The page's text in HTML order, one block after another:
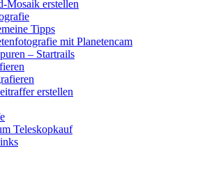
Mosaik erstellen
Tipps
mit Planetencam
– Startrails
erstellen
Teleskopkauf